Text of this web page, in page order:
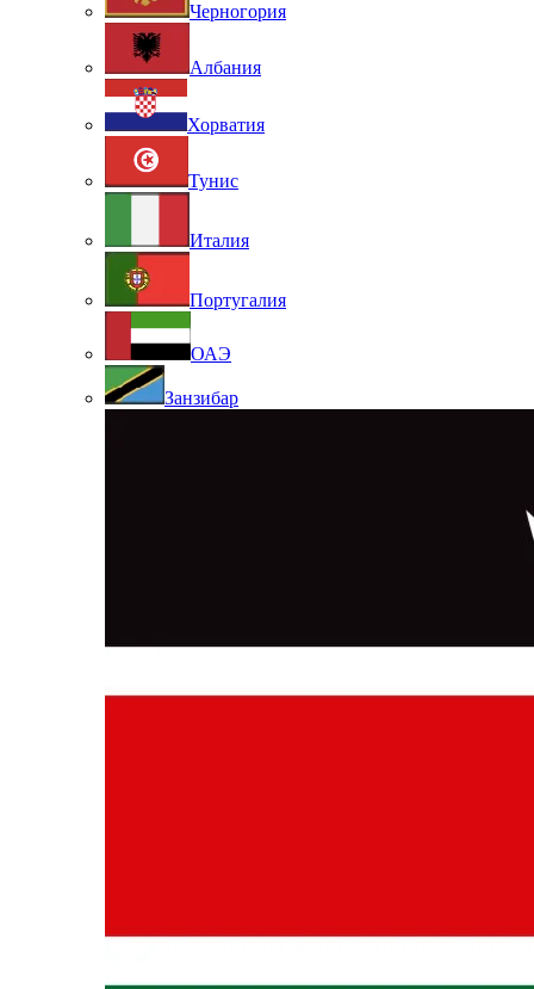
Черногория
Албания
Хорватия
Тунис
Италия
Португалия
ОАЭ
Занзибар